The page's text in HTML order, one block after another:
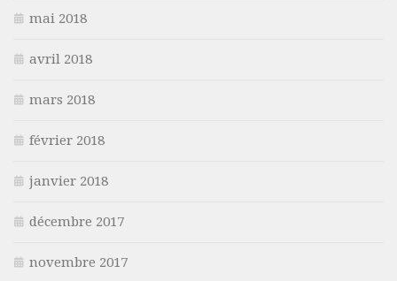
mai 2018
avril 2018
mars 2018
février 2018
janvier 2018
décembre 2017
novembre 2017